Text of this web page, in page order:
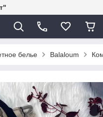
белье Balaloum